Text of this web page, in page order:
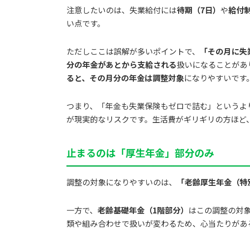
注意したいのは、失業給付には待期（7日） や給付
い点です。
ただしここは誤解が多いポイントで、
「その月に
分の年金があとから支給される扱いになることがあ
ると、その月分の年金は調整対象になりやすいです。
つまり、「年金も失業保険もゼロで詰む」というよ
が現実的なリスクです。生活費がギリギリの方ほど
止まるのは「厚生年金」部分のみ
調整の対象になりやすいのは、 「老齢厚生年金（
一方で、 老齢基礎年金（1階部分） はこの調整の対
類や組み合わせで扱いが変わるため、心当たりが